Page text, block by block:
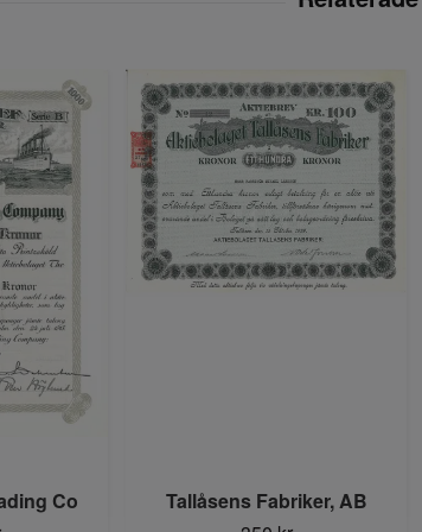
Co
Tallåsens Fabriker, AB